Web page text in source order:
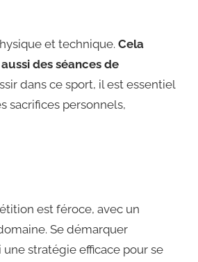
et technique. Cela
des séances de
dans ce sport, il est essentiel
sacrifices personnels,
est féroce, avec un
Se démarquer
stratégie efficace pour se